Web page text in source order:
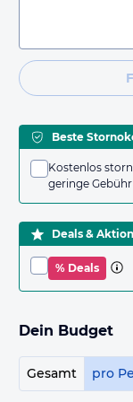
Beste
Kostenlos
geringe Gebühr
Deals &
% Deals
Dein Budget
Gesamt pro